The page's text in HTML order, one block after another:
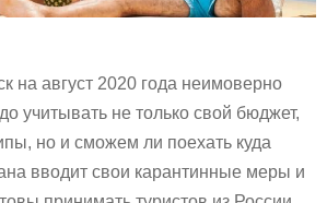
на август 2020 года неимоверно
учитывать не только свой бюджет,
но и сможем ли поехать куда
вводит свои карантинные меры и